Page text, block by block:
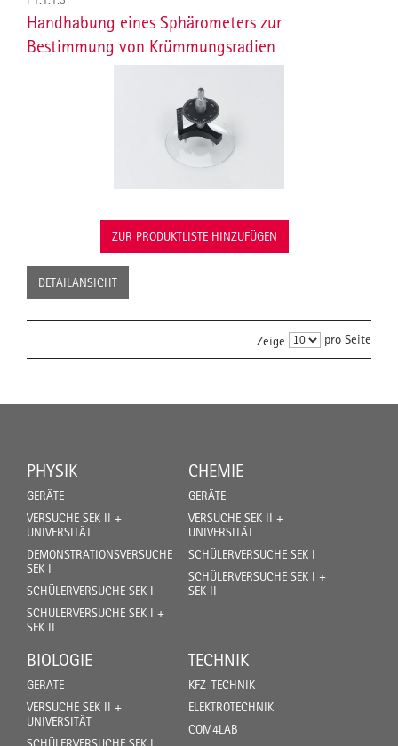
Handhabung eines Sphärometers zur
Bestimmung von Krümmungsradien
ZUR PRODUKTLISTE HINZUFÜGEN
DETAILANSICHT
Zeige pro Seite
PHYSIK
GERÄTE
VERSUCHE SEK II +
UNIVERSITÄT
DEMONSTRATIONSVERSUCHE
SEK I
SCHÜLERVERSUCHE SEK I
SCHÜLERVERSUCHE SEK I +
SEK II
CHEMIE
GERÄTE
VERSUCHE SEK II +
UNIVERSITÄT
SCHÜLERVERSUCHE SEK I
SCHÜLERVERSUCHE SEK I +
SEK II
BIOLOGIE
GERÄTE
VERSUCHE SEK II +
UNIVERSITÄT
TECHNIK
KFZ-TECHNIK
ELEKTROTECHNIK
COM4LAB